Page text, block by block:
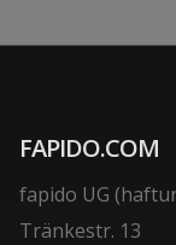
FAPIDO.COM
fapido UG
Tränkestr. 13